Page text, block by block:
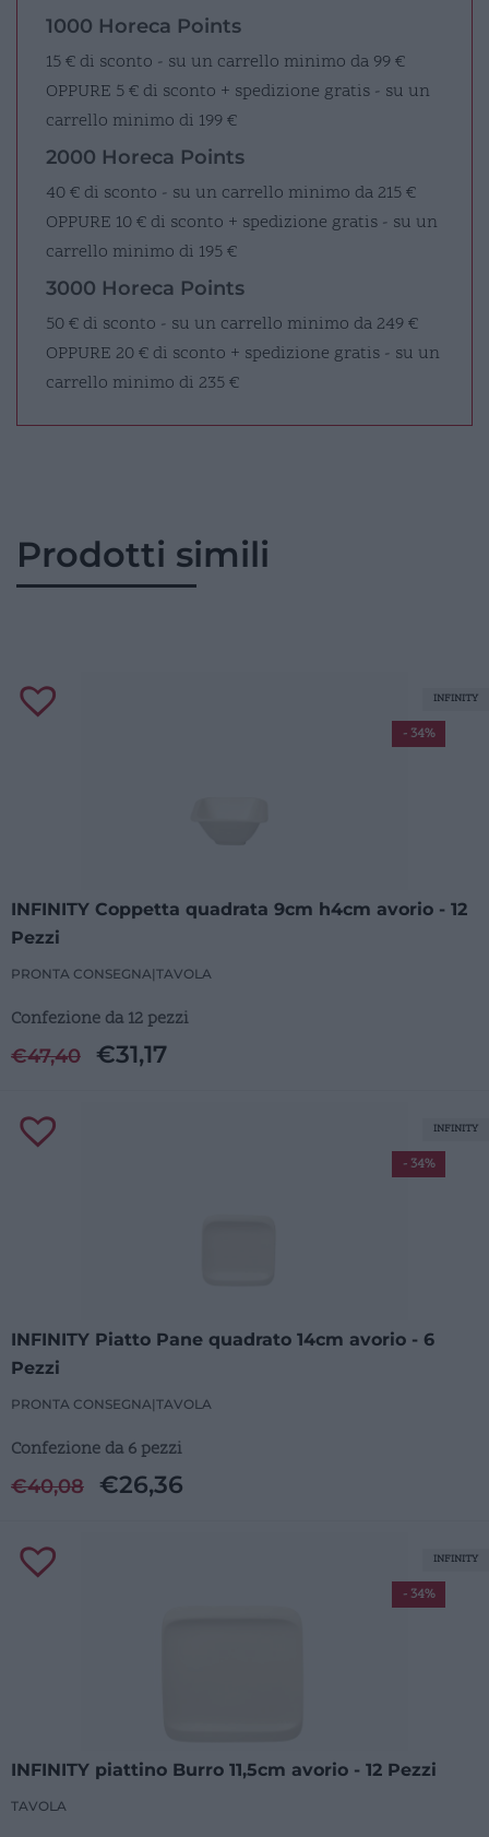
1000 Horeca Points
15 € di sconto - su un carrello minimo da 99 €
OPPURE 5 € di sconto + spedizione gratis - su un
carrello minimo di 199 €
2000 Horeca Points
40 € di sconto - su un carrello minimo da 215 €
OPPURE 10 € di sconto + spedizione gratis - su un
carrello minimo di 195 €
3000 Horeca Points
50 € di sconto - su un carrello minimo da 249 €
OPPURE 20 € di sconto + spedizione gratis - su un
carrello minimo di 235 €
Prodotti simili
INFINITY Coppetta quadrata 9cm h4cm avorio - 12
Pezzi
PRONTA CONSEGNA|TAVOLA
Confezione da 12 pezzi
€47,40 €31,17
- 34%
INFINITY
INFINITY Piatto Pane quadrato 14cm avorio - 6
Pezzi
PRONTA CONSEGNA|TAVOLA
Confezione da 6 pezzi
€40,08 €26,36
- 34%
INFINITY
INFINITY piattino Burro 11,5cm avorio - 12 Pezzi
TAVOLA
- 34%
INFINITY